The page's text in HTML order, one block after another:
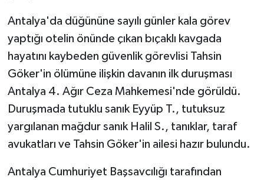
Antalya'da düğününe sayılı günler kala görev
yaptığı otelin önünde çıkan bıçaklı kavgada
hayatını kaybeden güvenlik görevlisi Tahsin
Göker'in ölümüne ilişkin davanın ilk duruşması
Antalya 4. Ağır Ceza Mahkemesi'nde görüldü.
Duruşmada tutuklu sanık Eyyüp T., tutuksuz
yargılanan mağdur sanık Halil S., tanıklar, taraf
avukatları ve Tahsin Göker'in ailesi hazır bulundu.
Antalya Cumhuriyet Başsavcılığı tarafından